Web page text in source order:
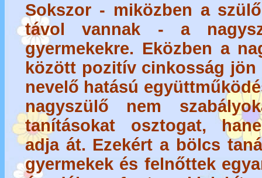
Sokszor - miközben a
távol vannak - a
gyermekekre. Eközben a
között pozitív cinkosság jön
nevelő hatású
nagyszülő nem
tanításokat osztogat,
adja át. Ezekért a bölcs
gyermekek és felnőttek